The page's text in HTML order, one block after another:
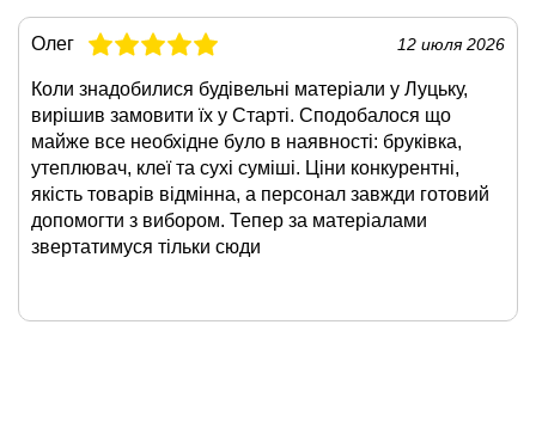
Олег 12 июля 2026
Коли знадобилися будівельні матеріали у Луцьку,
вирішив замовити їх у Старті. Сподобалося що
майже все необхідне було в наявності: бруківка,
утеплювач, клеї та сухі суміші. Ціни конкурентні,
якість товарів відмінна, а персонал завжди готовий
допомогти з вибором. Тепер за матеріалами
звертатимуся тільки сюди